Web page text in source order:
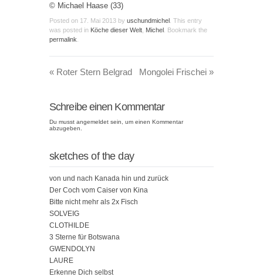
© Michael Haase (33)
Posted on 17. Mai 2013 by uschundmichel . This entry
was posted in Köche dieser Welt Michel . Bookmark the
permalink
« Roter Stern Belgrad Mongolei Frischei »
Schreibe einen Kommentar
Du musst angemeldet sein, um einen Kommentar
abzugeben.
sketches of the day
von und nach Kanada hin und zurück
Der Coch vom Caiser von Kina
Bitte nicht mehr als 2x Fisch
SOLVEIG
CLOTHILDE
3 Sterne für Botswana
GWENDOLYN
LAURE
Erkenne Dich selbst